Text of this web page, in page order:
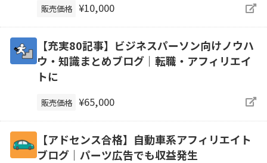
販売価格 ¥10,000
【充実80記事】ビジネスパーソン向けノウハ
ウ・知識まとめブログ｜転職・アフィリエイ
トに
販売価格 ¥65,000
【アドセンス合格】自動車系アフィリエイト
ブログ｜パーツ広告でも収益発生